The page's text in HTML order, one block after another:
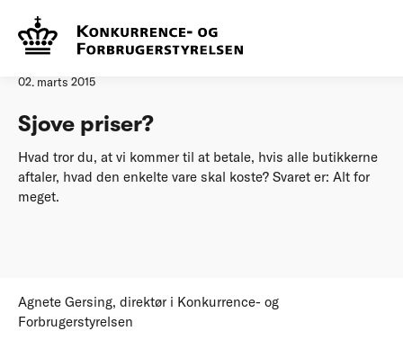
Forside
02. marts 2015
Sjove priser?
Hvad tror du, at vi kommer til at betale, hvis alle butikkerne
aftaler, hvad den enkelte vare skal koste? Svaret er: Alt for
meget.
Agnete Gersing, direktør i Konkurrence- og
Forbrugerstyrelsen